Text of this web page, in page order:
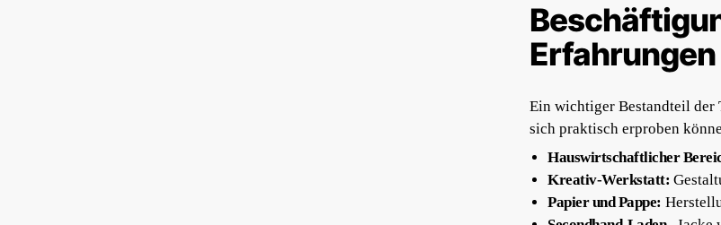
Erfahrungen
Ein wichtiger Bestandteil der
sich praktisch erproben
Hauswirtschaftlicher
Kreativ-Werkstatt:
Papier und Pappe: